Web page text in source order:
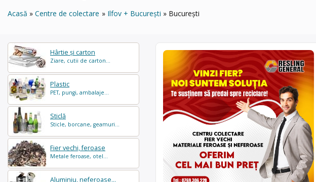
Acasă
Centre de colectare Ilfov + București București
Hârtie și carton
Ziare, cutii de carton...
Plastic
PET, pungi, ambalaje...
Sticlă
Sticle, borcane, geamuri...
Fier vechi, feroase
Metale feroase, otel...
Aluminiu, neferoase...